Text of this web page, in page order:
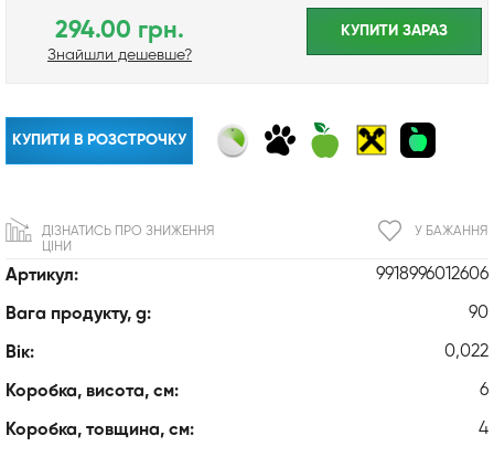
Артикул: 9918996012606
Вага продукту, g: 90
Вік: 0,022
Коробка, висота, см: 6
Коробка, товщина, см: 4
294.00 грн.
Знайшли дешевше?
КУПИТИ ЗАРАЗ
КУПИТИ В РОЗСТРОЧКУ
У БАЖАННЯ
ДІЗНАТИСЬ ПРО ЗНИЖЕННЯ
ЦІНИ